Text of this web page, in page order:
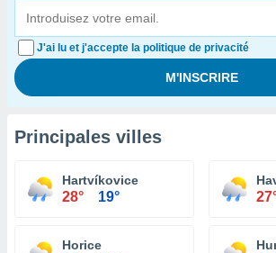
J'ai lu et j'accepte la politique de privacité
Principales villes
Hartvíkovice
28° 19°
Horice